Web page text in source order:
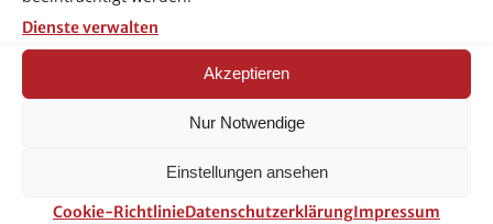
Dienste verwalten
Akzeptieren
Nur Notwendige
Einstellungen ansehen
Cookie-RichtlinieDatenschutzerklärungImpressum
Steuerung:
Anschlusswert:1 kW
Höhe mit offenem Deckel:
Ablasshahn: